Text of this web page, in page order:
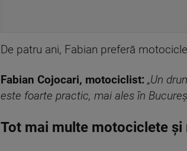
De patru ani, Fabian preferă
Fabian Cojocari, motociclist: „Un
este foarte practic, mai ales în
Tot mai multe motociclete